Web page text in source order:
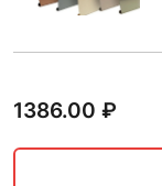
1386.00 ₽